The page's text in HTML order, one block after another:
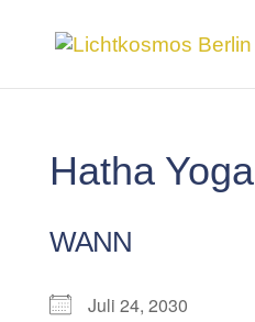
Hatha Yoga
WANN
Juli 24, 2030